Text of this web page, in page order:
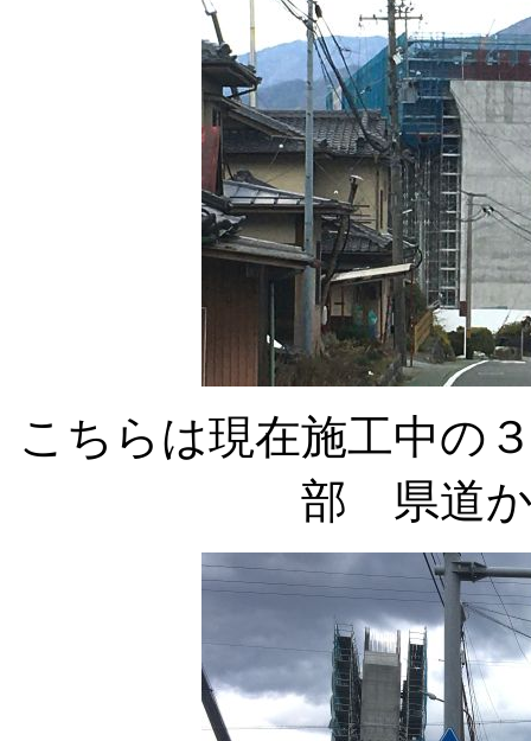
こちらは現在施工中の
部 県道か